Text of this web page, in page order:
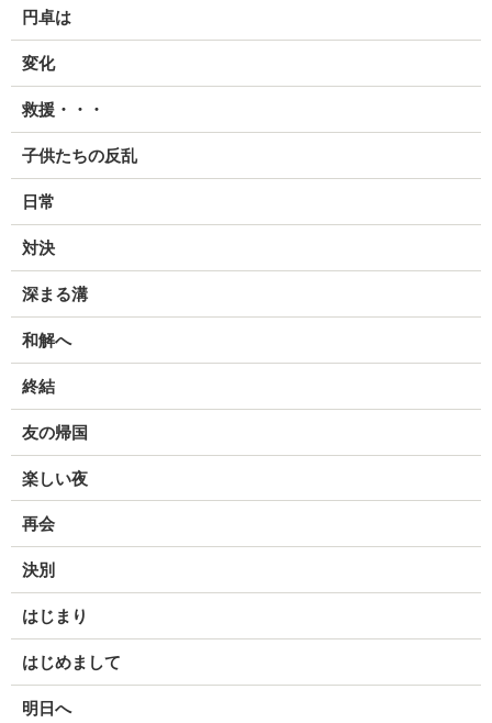
円卓は
変化
救援・・・
子供たちの反乱
日常
対決
深まる溝
和解へ
終結
友の帰国
楽しい夜
再会
決別
はじまり
はじめまして
明日へ